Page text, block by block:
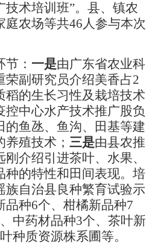
技术培训班”。 县、镇农
庭农场等共46人参与本次
： 一是由广东省农业科
荣副研究员介绍美香占2
稻的生长习性及栽培技术
控中心水产技术推广股负
的鱼氹、鱼沟、田基等建
殖技术； 三是由县农推
介绍引进茶叶、水果、
的特性和田间表现。 培
族自治县良种繁育试验示
品种6个、柑橘新品种7
中药材品种3个、茶叶新
种质资源株系圃等。